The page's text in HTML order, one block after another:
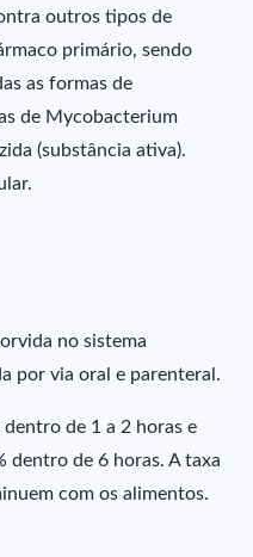
outros tipos de
primário, sendo
as formas de
de Mycobacterium
(substância ativa).
no sistema
por via oral e parenteral.
de 1 a 2 horas e
dentro de 6 horas. A taxa
com os alimentos.